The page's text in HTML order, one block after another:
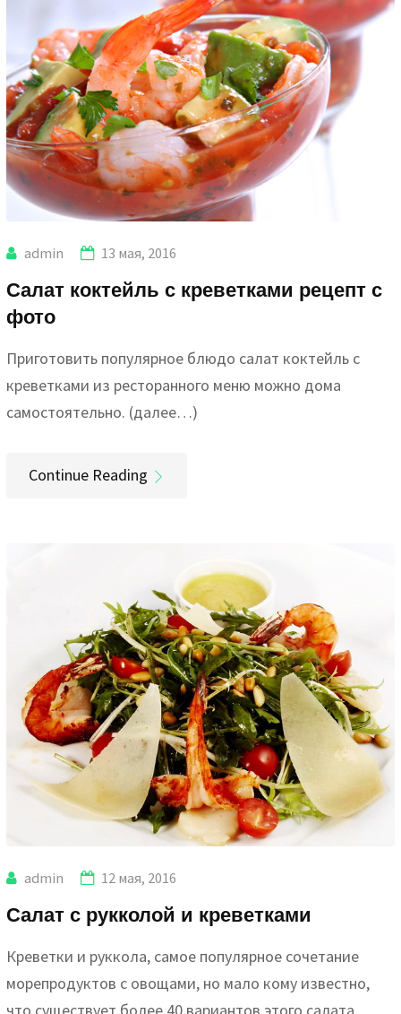
admin 13 мая, 2016
Салат коктейль с креветками рецепт с
фото
Приготовить популярное блюдо салат коктейль с
креветками из ресторанного меню можно дома
самостоятельно. (далее…)
Continue Reading
admin 12 мая, 2016
Салат с рукколой и креветками
Креветки и руккола, самое популярное сочетание
морепродуктов с овощами, но мало кому известно,